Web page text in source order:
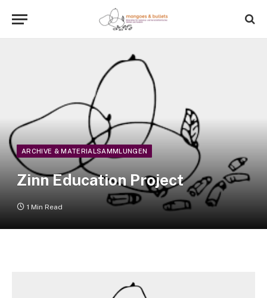
ARCHIVE & MATERIALSAMMLUNGEN
Zinn Education Project
1 Min Read